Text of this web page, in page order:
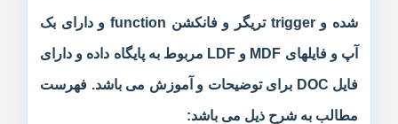
شده و trigger تریگر و فانکشن function و دارای بک
آپ و فایلهای MDF و LDF مربوط به پایگاه داده و دارای
فایل DOC برای توضیحات و آموزش می باشد. فهرست
مطالب به شرح ذیل می باشد: